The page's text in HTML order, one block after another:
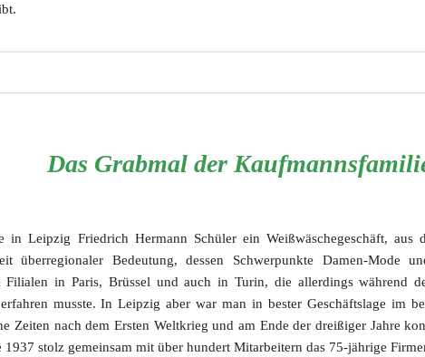
Das Grabmal der
in Leipzig Friedrich Hermann Schüler ein Weißwäschegeschäft, aus
überregionaler Bedeutung, dessen Schwerpunkte Damen-Mode
Filialen in Paris, Brüssel und auch in Turin, die allerdings während
musste. In Leipzig aber war man in bester Geschäftslage im
Zeiten nach dem Ersten Weltkrieg und am Ende der dreißiger Jahre
1937 stolz gemeinsam mit über hundert Mitarbeitern das 75-jährige